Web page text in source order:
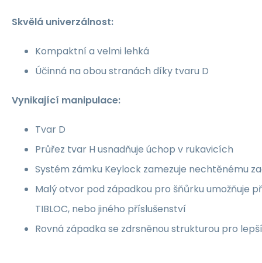
Skvělá univerzálnost:
Kompaktní a velmi lehká
Účinná na obou stranách díky tvaru D
Vynikající manipulace:
Tvar D
Průřez tvar H usnadňuje úchop v rukavicích
Systém zámku Keylock zamezuje nechtěnému
Malý otvor pod západkou pro šňůrku umožňuje
TIBLOC, nebo jiného příslušenství
Rovná západka se zdrsněnou strukturou pro